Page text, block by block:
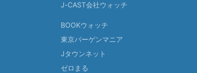
J-CAST会社ウォッチ
BOOKウォッチ
東京バーゲンマニア
Jタウンネット
ゼロまる